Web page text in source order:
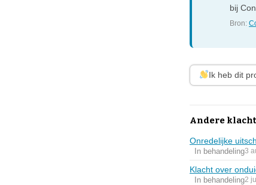
bij
Bron:
Ik heb dit
Andere
Onredelijke
In behandeling3
Klacht over
In behandeling2